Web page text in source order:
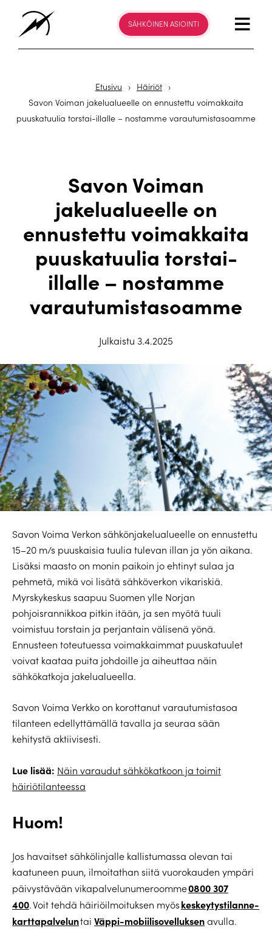
SÄHKÖINEN ASIOINTI
Etusivu › Häiriöt ›
Savon Voiman jakelualueelle on ennustettu voimakkaita
puuskatuulia torstai-illalle – nostamme varautumistasoamme
Savon Voiman
jakelualueelle on
ennustettu voimakkaita
puuskatuulia torstai-
illalle – nostamme
varautumistasoamme
Julkaistu 3.4.2025
Savon Voima Verkon sähkönjakelualueelle on ennustettu
15–20 m/s puuskaisia tuulia tulevan illan ja yön aikana.
Lisäksi maasto on monin paikoin jo ehtinyt sulaa ja
pehmetä, mikä voi lisätä sähköverkon vikariskiä.
Myrskykeskus saapuu Suomen ylle Norjan
pohjoisrannikkoa pitkin itään, ja sen myötä tuuli
voimistuu torstain ja perjantain välisenä yönä.
Ennusteen toteutuessa voimakkaimmat puuskatuulet
voivat kaataa puita johdoille ja aiheuttaa näin
sähkökatkoja jakelualueella.
Savon Voima Verkko on korottanut varautumistasoa
tilanteen edellyttämällä tavalla ja seuraa sään
kehitystä aktiivisesti.
Lue lisää: Näin varaudut sähkökatkoon ja toimit
häiriötilanteessa
Huom!
Jos havaitset sähkölinjalle kallistumassa olevan tai
kaatuneen puun, ilmoitathan siitä vuorokauden ympäri
päivystävään vikapalvelunumeroomme0800 307
400. Voit tehdä häiriöilmoituksen myöskeskeytystilanne-
karttapalveluntai Väppi-mobiilisovelluksenavulla.